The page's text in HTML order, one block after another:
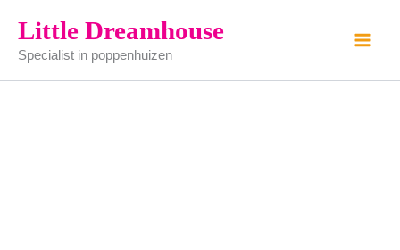
naar
inhoud
Little Dreamhouse
Specialist in poppenhuizen
tafel
wit
aantal